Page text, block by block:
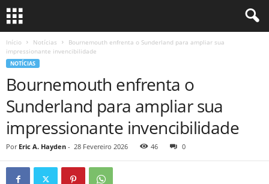
Início Notícias
Bournemouth enfrenta o Sunderland para ampliar sua
impressionante invencibilidade
NOTÍCIAS
Bournemouth enfrenta o
Sunderland para ampliar sua
impressionante invencibilidade
Por Eric A. Hayden - 28 Fevereiro 2026 46 0